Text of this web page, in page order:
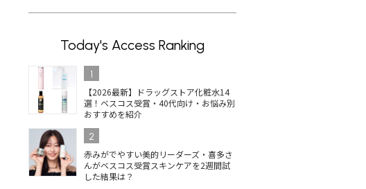
Today's Access Ranking
1
【2026最新】ドラッグストア化粧水14
選！ベスコス受賞・40代向け・お悩み別
おすすめを紹介
2
赤みがでやすい美的リーダーズ・喜多さ
んがベスコス受賞スキンケアを2週間試
した結果は？